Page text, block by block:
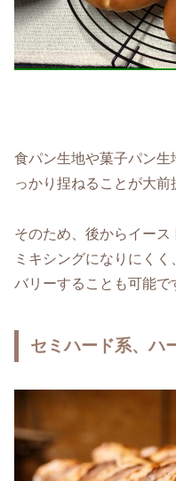
食パン生地や菓子パン生
っかり捏ねることが大前
そのため、後からイー
ミキシングになりにく
バリーすることも可能で
セミハード系、ハ